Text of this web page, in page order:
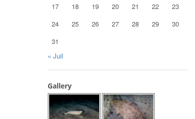
17
18 19 20 21 22
23
24
25 26 27 28 29
30
31
« Juil
Gallery